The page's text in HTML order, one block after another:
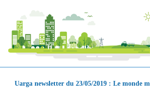
Uarga newsletter du 23/05/2019 : Le monde